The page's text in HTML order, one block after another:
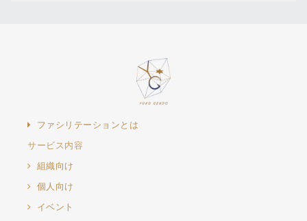
ファシリテーションとは
サービス内容
組織向け
個人向け
イベント